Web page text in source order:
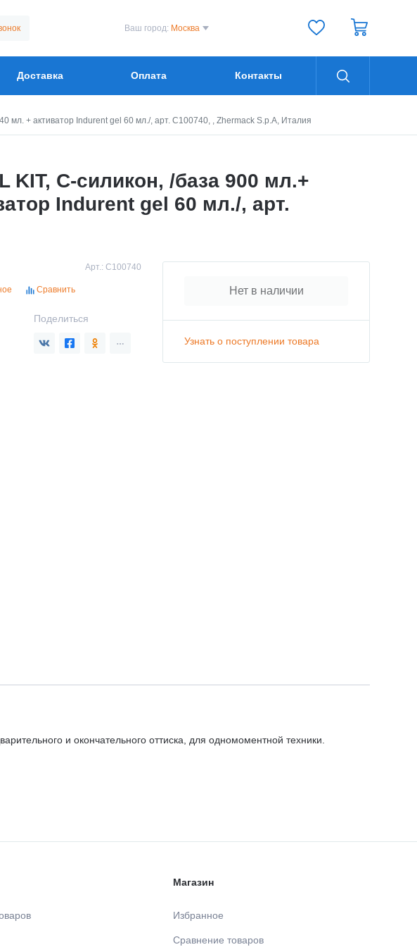
Ваш город: Москва
Доставка Оплата Контакты
+ активатор Indurent gel 60 мл./, арт. C100740, , Zhermack S.p.A, Италия
C-силикон, /база 900 мл.+
Indurent gel 60 мл./, арт.
Арт.: C100740
Сравнить
Поделиться
Нет в наличии
Узнать о поступлении товара
и окончательного оттиска, для одномоментной техники.
Магазин
Избранное
Сравнение товаров